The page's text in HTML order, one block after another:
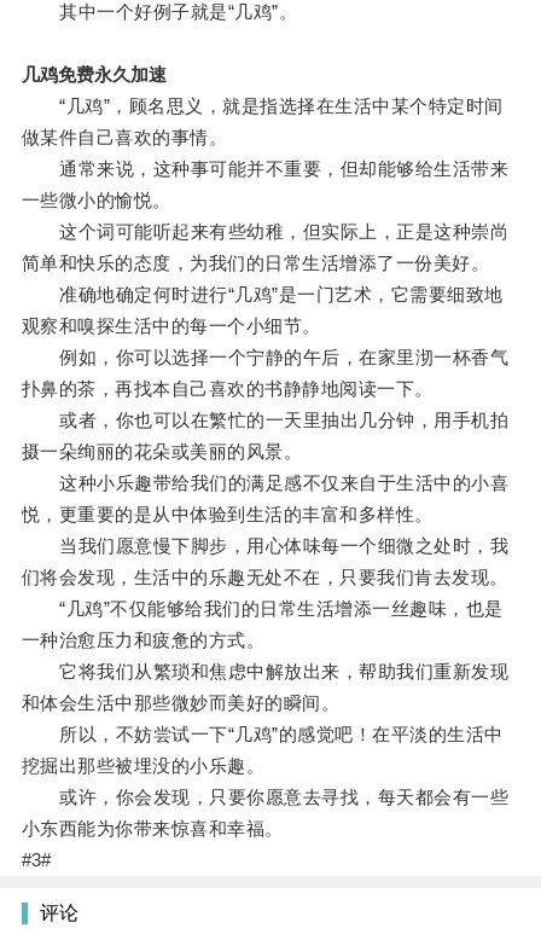
其中一个好例子就是“几鸡”。
几鸡免费永久加速
“几鸡”，顾名思义，就是指选择在生活中某个特定时间
做某件自己喜欢的事情。
通常来说，这种事可能并不重要，但却能够给生活带来
一些微小的愉悦。
这个词可能听起来有些幼稚，但实际上，正是这种崇尚
简单和快乐的态度，为我们的日常生活增添了一份美好。
准确地确定何时进行“几鸡”是一门艺术，它需要细致地
观察和嗅探生活中的每一个小细节。
例如，你可以选择一个宁静的午后，在家里沏一杯香气
扑鼻的茶，再找本自己喜欢的书静静地阅读一下。
或者，你也可以在繁忙的一天里抽出几分钟，用手机拍
摄一朵绚丽的花朵或美丽的风景。
这种小乐趣带给我们的满足感不仅来自于生活中的小喜
悦，更重要的是从中体验到生活的丰富和多样性。
当我们愿意慢下脚步，用心体味每一个细微之处时，我
们将会发现，生活中的乐趣无处不在，只要我们肯去发现。
“几鸡”不仅能够给我们的日常生活增添一丝趣味，也是
一种治愈压力和疲惫的方式。
它将我们从繁琐和焦虑中解放出来，帮助我们重新发现
和体会生活中那些微妙而美好的瞬间。
所以，不妨尝试一下“几鸡”的感觉吧！在平淡的生活中
挖掘出那些被埋没的小乐趣。
或许，你会发现，只要你愿意去寻找，每天都会有一些
小东西能为你带来惊喜和幸福。
#3#
评论